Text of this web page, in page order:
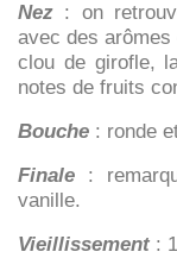
Nez : on
avec des arômes
clou de girofle,
notes de fruits
Bouche : ronde
Finale :
vanille.
Vieillissement :